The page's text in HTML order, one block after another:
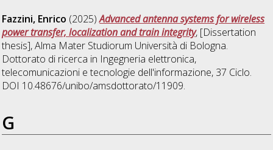
Fazzini, Enrico (2025)Advanced antenna systems for wireless
power transfer, localization and train integrity, [Dissertation
thesis], Alma Mater Studiorum Università di Bologna.
Dottorato di ricerca in Ingegneria elettronica,
telecomunicazioni e tecnologie dell'informazione, 37 Ciclo.
DOI 10.48676/unibo/amsdottorato/11909.
G